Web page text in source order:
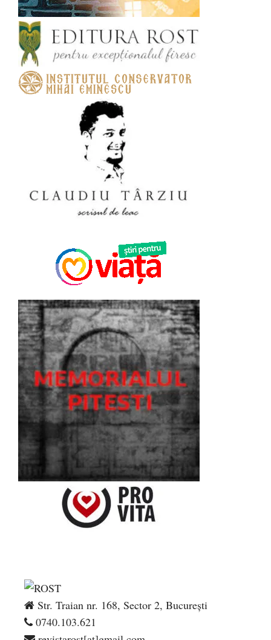
Str. Traian nr. 168, Sector 2, București
0740.103.621